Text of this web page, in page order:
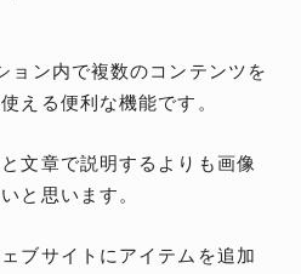
ョン内で複数のコンテンツを
える便利な機能です。
文章で説明するよりも画像
と思います。
ブサイトにアイテムを追加